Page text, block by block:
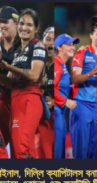
দিল্লি ক্যাপিটালস বনাম